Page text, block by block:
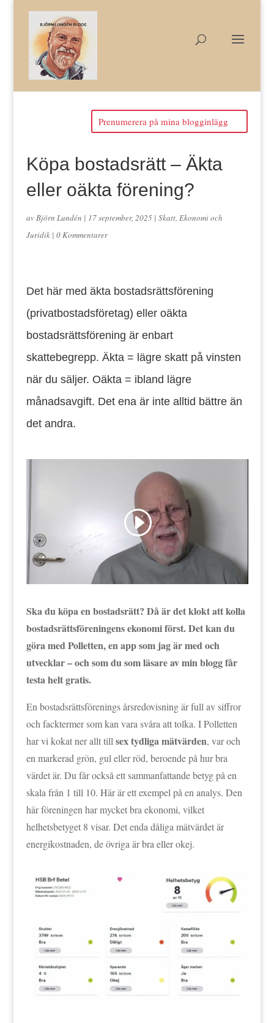
Prenumerera på mina blogginlägg
Köpa bostadsrätt – Äkta
eller oäkta förening?
avBjörn Lundén | 17 september, 2025| Skatt, Ekonomi och
Juridik| 0 Kommentarer
Det här med äkta bostadsrättsförening
(privatbostadsföretag) eller oäkta
bostadsrättsförening är enbart
skattebegrepp. Äkta = lägre skatt på vinsten
när du säljer. Oäkta = ibland lägre
månadsavgift. Det ena är inte alltid bättre än
det andra.
Ska du köpa en bostadsrätt? Då är det klokt att kolla
bostadsrättsföreningens ekonomi först. Det kan du
göra med Polletten, en app som jag är med och
utvecklar – och som du som läsare av min blogg får
testa helt gratis.
En bostadsrättsförenings årsredovisning är full av siffror
och facktermer som kan vara svåra att tolka. I Polletten
har vi kokat ner allt tillsex tydliga mätvärden, var och
en markerad grön, gul eller röd, beroende på hur bra
värdet är. Du får också ett sammanfattande betyg på en
skala från 1 till 10. Här är ett exempel på en analys. Den
här föreningen har mycket bra ekonomi, vilket
helhetsbetyget 8 visar. Det enda dåliga mätvärdet är
energikostnaden, de övriga är bra eller okej.